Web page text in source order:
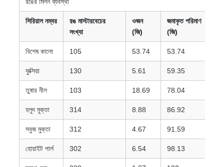
রঙের মিলন ব্যবস্থা
সিরিয়াল নম্বর
রঙ মাস্টারবেচের
সংখ্যা
ওজন
(জি)
জমাকৃত পরিমাণ
(জি)
বিশেষ কালো 105 53.74 53.74
ফুক্সিয়া 130 5.61 59.35
তুষার নীল 103 18.69 78.04
হলুদ মুক্তা 314 8.88 86.92
সবুজ মুক্তা 312 4.67 91.59
হোয়াইট পার্ল 302 6.54 98.13